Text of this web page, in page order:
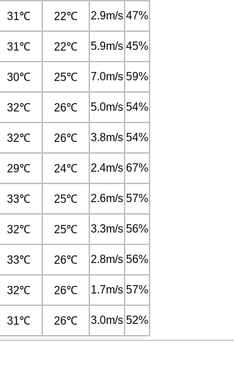
31℃ 22℃ 2.9m/s 47%
31℃ 22℃ 5.9m/s 45%
30℃ 25℃ 7.0m/s 59%
32℃ 26℃ 5.0m/s 54%
32℃ 26℃ 3.8m/s 54%
29℃ 24℃ 2.4m/s 67%
33℃ 25℃ 2.6m/s 57%
32℃ 25℃ 3.3m/s 56%
33℃ 26℃ 2.8m/s 56%
32℃ 26℃ 1.7m/s 57%
31℃ 26℃ 3.0m/s 52%